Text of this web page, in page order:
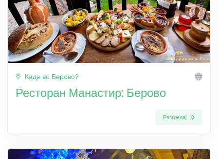
Каде во Берово?
Ресторан Манастир: Берово
Разгледај